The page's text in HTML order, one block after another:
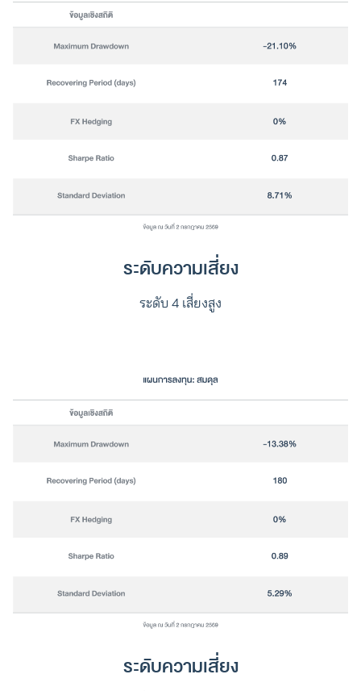
ระดับความเสี่ยง
ระดับ 4 เสี่ยงสูง
ระดับความเสี่ยง